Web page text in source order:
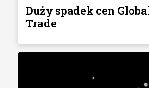
Duży spadek cen
Trade